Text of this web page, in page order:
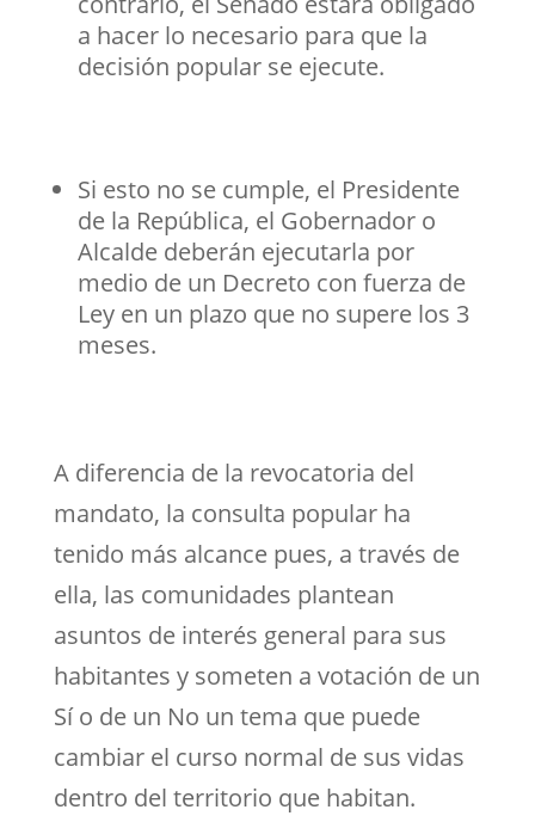
a hacer lo necesario para que la
decisión popular se ejecute.
Si esto no se cumple, el Presidente
de la República, el Gobernador o
Alcalde deberán ejecutarla por
medio de un Decreto con fuerza de
Ley en un plazo que no supere los 3
meses.
A diferencia de la revocatoria del
mandato, la consulta popular ha
tenido más alcance pues, a través de
ella, las comunidades plantean
asuntos de interés general para sus
habitantes y someten a votación de un
Sí o de un No un tema que puede
cambiar el curso normal de sus vidas
dentro del territorio que habitan.